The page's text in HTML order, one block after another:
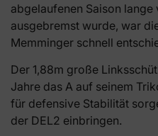
abgelaufenen Saison lange
ausgebremst wurde, war
Memminger schnell
Der 1,88m große
Jahre das A auf seinem
für defensive Stabilität
der DEL2 einbringen.